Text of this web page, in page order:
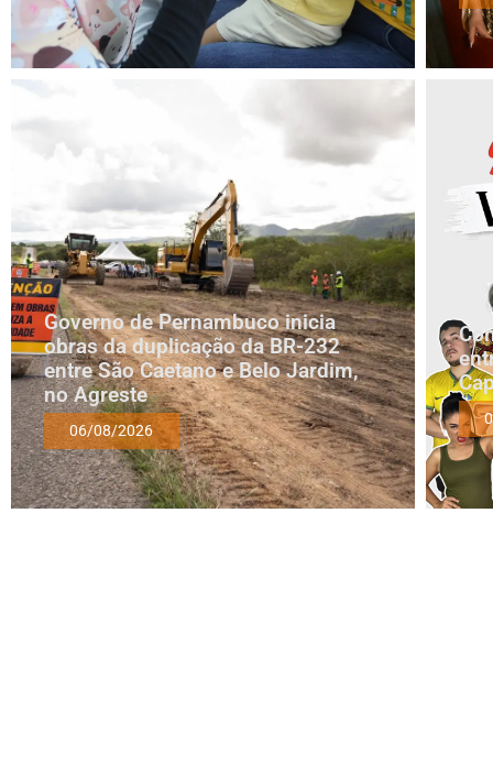
Governo de Pernambuco inicia
obras da duplicação da BR-232
entre São Caetano e Belo Jardim,
no Agreste
06/08/2026